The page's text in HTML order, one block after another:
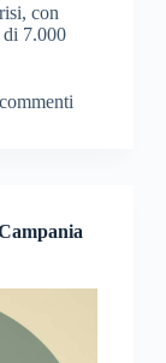
con
di 7.000